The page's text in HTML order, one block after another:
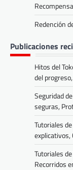
Redención
Publicaciones
Hitos del
del
Seguridad
seguras,
Tutoriales
explicativos,
Tutoriales
Recorridos